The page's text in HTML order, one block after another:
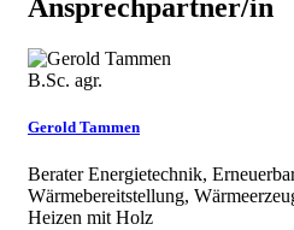
Ansprechpartner/in
B.Sc. agr.
Gerold Tammen
Berater Energietechnik,
Wärmebereitstellung,
Heizen mit Holz